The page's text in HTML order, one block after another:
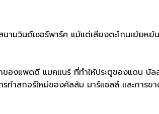
มวินด์เซอร์พาร์ค แม้แต่เสียงตะโกนเย้ยห
องแพดดี แมคแนร์ ที่ทำให้ประตูของแดน บัล
ทำสกอร์ใหม่ของคัลลัม มาร์แชลล์ และการข